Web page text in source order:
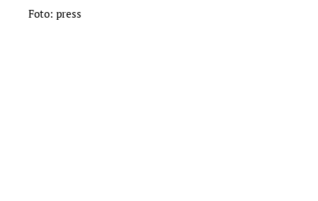
Foto: press